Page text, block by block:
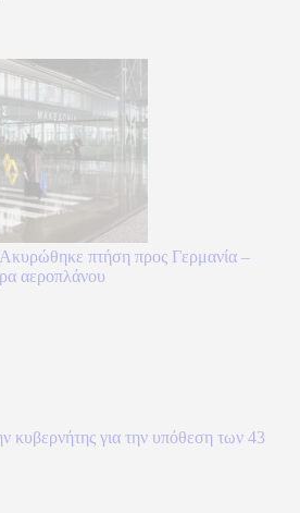
πτήση προς Γερμανία –
αεροπλάνου
κυβερνήτης για την υπόθεση των 43